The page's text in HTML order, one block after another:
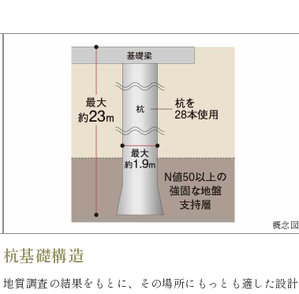
概念図
杭基礎構造
地質調査の結果をもとに、その場所にもっとも適した設計